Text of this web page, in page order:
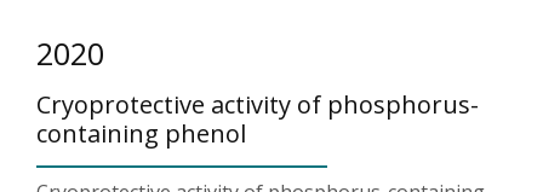
2020
Cryoprotective activity of phosphorus-
containing phenol